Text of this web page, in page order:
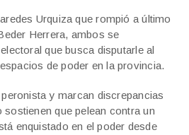
Urquiza que rompió a último
Herrera, ambos se
que busca disputarle al
de poder en la provincia.
y marcan discrepancias
que pelean contra un
enquistado en el poder desde